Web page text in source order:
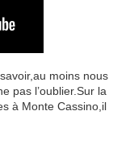
moins nous
pas l’oublier.Sur la
à Monte Cassino,il